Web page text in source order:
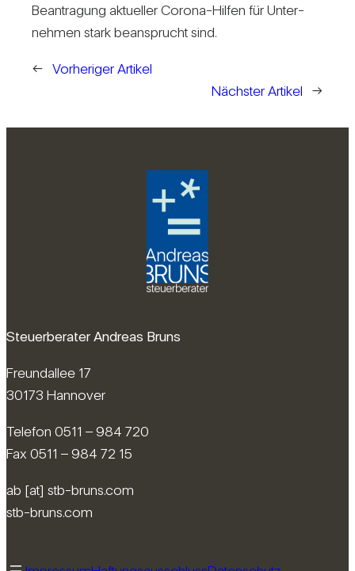
Bean­tra­gung aktu­eller Corona-Hilfen für Unter­
nehmen stark bean­sprucht sind.
← Vorheriger Artikel
Nächster Artikel
→
Steuerberater Andreas Bruns
Freundallee 17
30173 Hannover
Telefon 0511 – 984 720
Fax 0511 – 984 72 15
ab [at] stb-bruns.com
stb-bruns.com